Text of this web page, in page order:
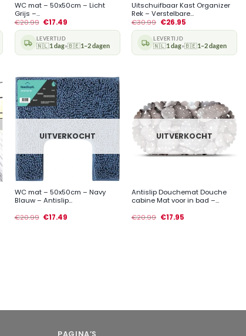
WC mat – 50x50cm – Licht
Grijs –...
€20.99 €17.49
LEVERTIJD
🇳🇱1 dag•🇧🇪1–2 dagen
Uitschuifbaar Kast Organizer
Rek – Verstelbare...
€30.99 €26.95
LEVERTIJD
🇳🇱1 dag•🇧🇪1–2 dagen
+
UITVERKOCHT
WC mat – 50x50cm – Navy
Blauw – Antislip...
€20.99 €17.49
UITVERKOCHT
Antislip Douchemat Douche
cabine Mat voor in bad –...
€20.99 €17.95